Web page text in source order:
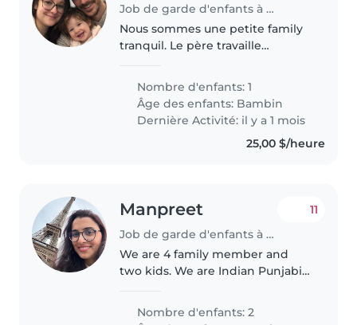
Job de garde d'enfants à Québec
Nous sommes une petite family
tranquil. Le père travaille
entreprise. La mère a une horaire
flexible mais travail souvent de
Nombre d'enfants: 1
Âge des enfants: Bambin
Dernière Activité: il y a 1 mois
25,00 $/heure
Manpreet
Job de garde d'enfants à Surrey
11
We are 4 family member and
two kids. We are Indian Punjabi
Nombre d'enfants: 2